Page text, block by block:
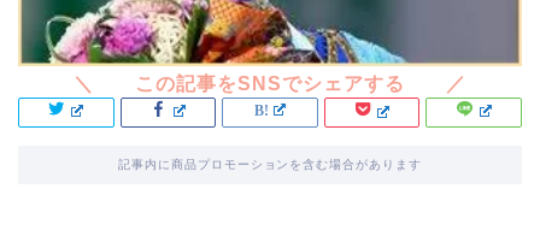
記事内に商品プロモーションを含む場合があります